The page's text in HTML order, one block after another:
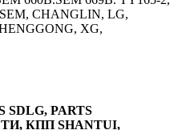
CHANGLIN, LG,
XG,
PARTS
КПП SHANTUI,